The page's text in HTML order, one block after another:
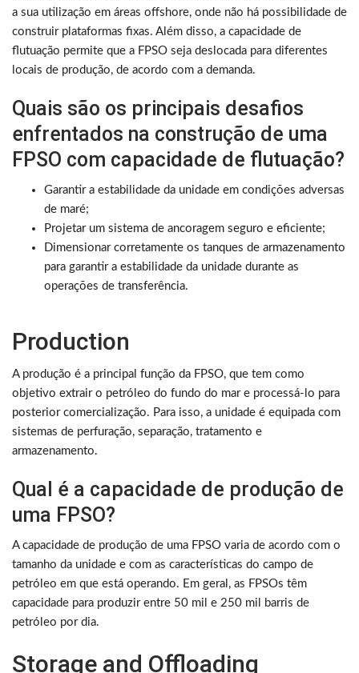
a sua utilização em áreas offshore, onde não há possibilidade de
construir plataformas fixas. Além disso, a capacidade de
flutuação permite que a FPSO seja deslocada para diferentes
locais de produção, de acordo com a demanda.
Quais são os principais desafios
enfrentados na construção de uma
FPSO com capacidade de flutuação?
Garantir a estabilidade da unidade em condições adversas
de maré;
Projetar um sistema de ancoragem seguro e eficiente;
Dimensionar corretamente os tanques de armazenamento
para garantir a estabilidade da unidade durante as
operações de transferência.
Production
A produção é a principal função da FPSO, que tem como
objetivo extrair o petróleo do fundo do mar e processá-lo para
posterior comercialização. Para isso, a unidade é equipada com
sistemas de perfuração, separação, tratamento e
armazenamento.
Qual é a capacidade de produção de
uma FPSO?
A capacidade de produção de uma FPSO varia de acordo com o
tamanho da unidade e com as características do campo de
petróleo em que está operando. Em geral, as FPSOs têm
capacidade para produzir entre 50 mil e 250 mil barris de
petróleo por dia.
Storage and Offloading